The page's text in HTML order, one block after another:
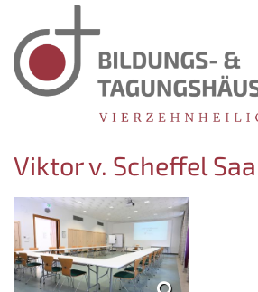
Zum Inhalt springen
Viktor v. Scheffel